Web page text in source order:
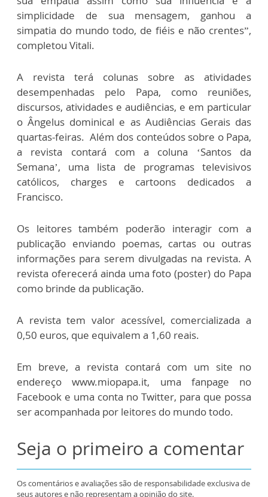
simplicidade de sua mensagem, ganhou a
simpatia do mundo todo, de fiéis e não crentes”,
completou Vitali.
A revista terá colunas sobre as atividades
desempenhadas pelo Papa, como reuniões,
discursos, atividades e audiências, e em particular
o Ângelus dominical e as Audiências Gerais das
quartas-feiras. Além dos conteúdos sobre o Papa,
a revista contará com a coluna ‘Santos da
Semana’, uma lista de programas televisivos
católicos, charges e cartoons dedicados a
Francisco.
Os leitores também poderão interagir com a
publicação enviando poemas, cartas ou outras
informações para serem divulgadas na revista. A
revista oferecerá ainda uma foto (poster) do Papa
como brinde da publicação.
A revista tem valor acessível, comercializada a
0,50 euros, que equivalem a 1,60 reais.
Em breve, a revista contará com um site no
endereço www.miopapa.it, uma fanpage no
Facebook e uma conta no Twitter, para que possa
ser acompanhada por leitores do mundo todo.
Seja o primeiro a comentar
Os comentários e avaliações são de responsabilidade exclusiva de
seus autores e não representam a opinião do site.